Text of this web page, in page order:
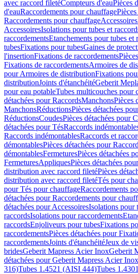
avec raccord filetéCompteurs d'eauPièces
d'eauRaccordements pour chauffage
Raccordements pour chauffageAccessoires
AccessoiresIsolations pour tubes et
raccordementsEtanchements pour tubes et
tubesFixations pour tubesGaines de
l'insertionFixations de raccordements
Fixations de raccordementsArmoires de
pour Armoires de distributionFixations
distributionJoints d'étanchéitéGeberit
pour eau potableTubes multicouches pour
détachées pour RaccordsManchonsPièces
ManchonsRéductionsPièces détachées
RéductionsCoudesPièces détachées pour
détachées pour TésRaccords
Raccords indémontablesRaccords et
démontablesPièces détachées pour
démontablesFermeturesPièces détachées
FermeturesAppliquesPièces détachées
distribution avec raccord filetéPièces
distribution avec raccord filetéTés pour
pour Tés pour chauffageRaccordements
détachées pour Raccordements pour
détachées pour AccessoiresIsolations pour
raccordsIsolations pour raccordements
raccordsEnjoliveurs pour tubesFixations
raccordementsPièces détachées pour
raccordementsJoints d'étanchéitéJeux de
bridesGeberit Mapress Acier InoxGeberit
détachées pour Geberit Mapress Acier Inox
316)Tubes 1.4521 (AISI 444)Tubes